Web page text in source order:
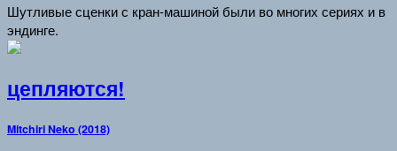
Шутливые сценки с кран-машиной были во многих сериях и в
эндинге.
цепляются!
Mitchiri Neko (2018)